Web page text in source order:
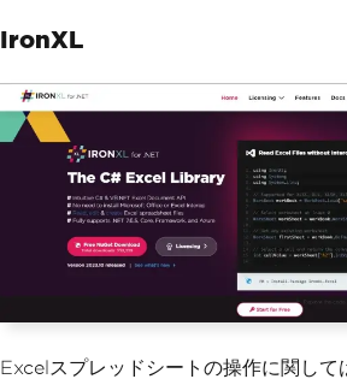
h to your HTML file
        pdfFromHtmlFile
.
leToPDF.pdf"
// 3. Convert URL to
var
url
"http://
m";
// Specify the URL
var pdfFromUrl =
erUrlAsPdf(url);
SaveAs(
IronXL
Excelスプレッドシートの操作に関して